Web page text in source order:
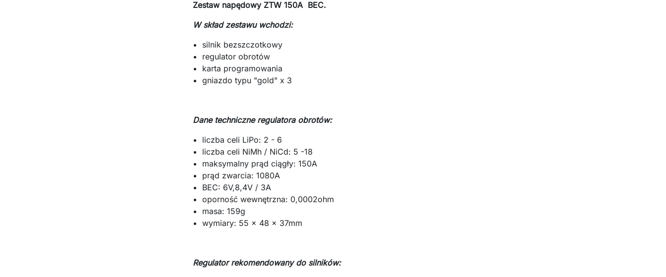
Zestaw napędowy ZTW 150A BEC.
W skład zestawu wchodzi:
silnik bezszczotkowy
regulator obrotów
karta programowania
gniazdo typu "gold" x 3
Dane techniczne regulatora obrotów:
liczba celi LiPo: 2 - 6
liczba celi NiMh / NiCd: 5 -18
maksymalny prąd ciągły: 150A
prąd zwarcia: 1080A
BEC: 6V,8,4V / 3A
oporność wewnętrzna: 0,0002ohm
masa: 159g
wymiary: 55 x 48 x 37mm
Regulator rekomendowany do silników: